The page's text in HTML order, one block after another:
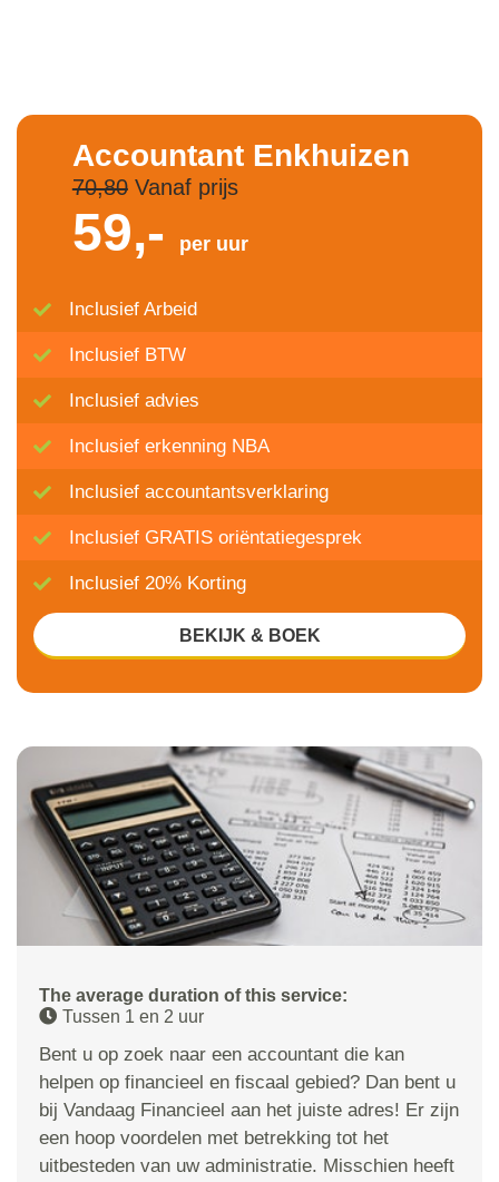
The average duration of this service:
Tussen 1 en 2 uur
Bent u op zoek naar een accountant die kan
helpen op financieel en fiscaal gebied? Dan bent u
bij Vandaag Financieel aan het juiste adres! Er zijn
een hoop voordelen met betrekking tot het
uitbesteden van uw administratie. Misschien heeft
Accountant Enkhuizen
70,80Vanaf prijs
59,- per uur
Inclusief Arbeid
Inclusief BTW
Inclusief advies
Inclusief erkenning NBA
Inclusief accountantsverklaring
Inclusief GRATIS oriëntatiegesprek
Inclusief 20% Korting
BEKIJK & BOEK